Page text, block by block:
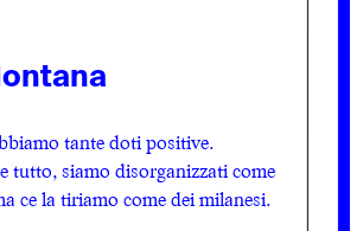
tante doti positive.
tutto, siamo disorganizzati come
ce la tiriamo come dei milanesi.